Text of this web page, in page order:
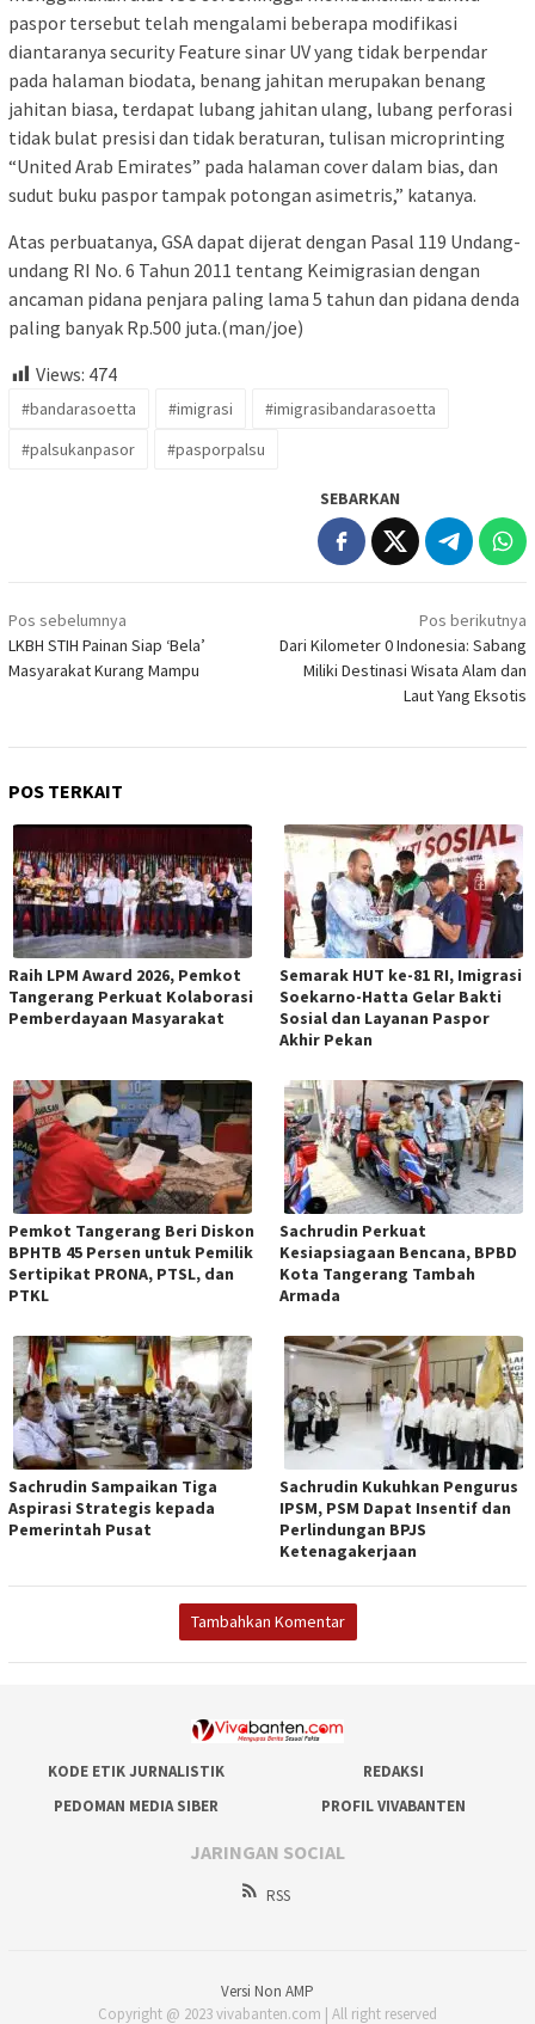
paspor tersebut telah mengalami beberapa modifikasi
diantaranya security Feature sinar UV yang tidak berpendar
pada halaman biodata, benang jahitan merupakan benang
jahitan biasa, terdapat lubang jahitan ulang, lubang perforasi
tidak bulat presisi dan tidak beraturan, tulisan microprinting
“United Arab Emirates” pada halaman cover dalam bias, dan
sudut buku paspor tampak potongan asimetris,” katanya.
Atas perbuatanya, GSA dapat dijerat dengan Pasal 119 Undang-
undang RI No. 6 Tahun 2011 tentang Keimigrasian dengan
ancaman pidana penjara paling lama 5 tahun dan pidana denda
paling banyak Rp.500 juta.(man/joe)
Views: 474
#bandarasoetta #imigrasi
#imigrasibandarasoetta
#palsukanpasor
#pasporpalsu
SEBARKAN
Navigasi
pos
Pos sebelumnya
LKBH STIH Painan Siap ‘Bela’
Masyarakat Kurang Mampu
Pos berikutnya
Dari Kilometer 0 Indonesia: Sabang
Miliki Destinasi Wisata Alam dan
Laut Yang Eksotis
POS TERKAIT
Raih LPM Award 2026, Pemkot
Tangerang Perkuat Kolaborasi
Pemberdayaan Masyarakat
Semarak HUT ke-81 RI, Imigrasi
Soekarno-Hatta Gelar Bakti
Sosial dan Layanan Paspor
Akhir Pekan
Pemkot Tangerang Beri Diskon
BPHTB 45 Persen untuk Pemilik
Sertipikat PRONA, PTSL, dan
PTKL
Sachrudin Perkuat
Kesiapsiagaan Bencana, BPBD
Kota Tangerang Tambah
Armada
Sachrudin Sampaikan Tiga
Aspirasi Strategis kepada
Pemerintah Pusat
Sachrudin Kukuhkan Pengurus
IPSM, PSM Dapat Insentif dan
Perlindungan BPJS
Ketenagakerjaan
Tambahkan Komentar
KODE ETIK JURNALISTIK
REDAKSI
PEDOMAN MEDIA SIBER
PROFIL VIVABANTEN
JARINGAN SOCIAL
RSS
Versi Non AMP
Copyright @ 2023 vivabanten.com | All right reserved